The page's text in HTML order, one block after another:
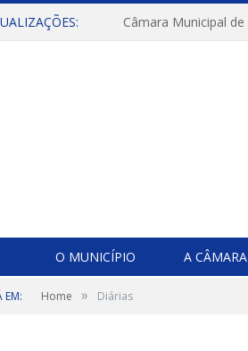
O MUNICÍPIO A CÂMARA
EM: Home » Diárias